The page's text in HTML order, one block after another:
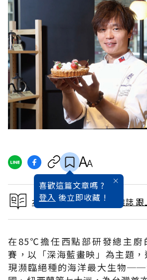
喜歡這篇文章嗎 ?
登入 後立即收藏 !
本文出自 2016 / 2月號雜誌 跟
在85℃擔任西點部研發總主廚
賽，以「深海藍畫映」為主題
現瀕臨絕種的海洋最大生物──